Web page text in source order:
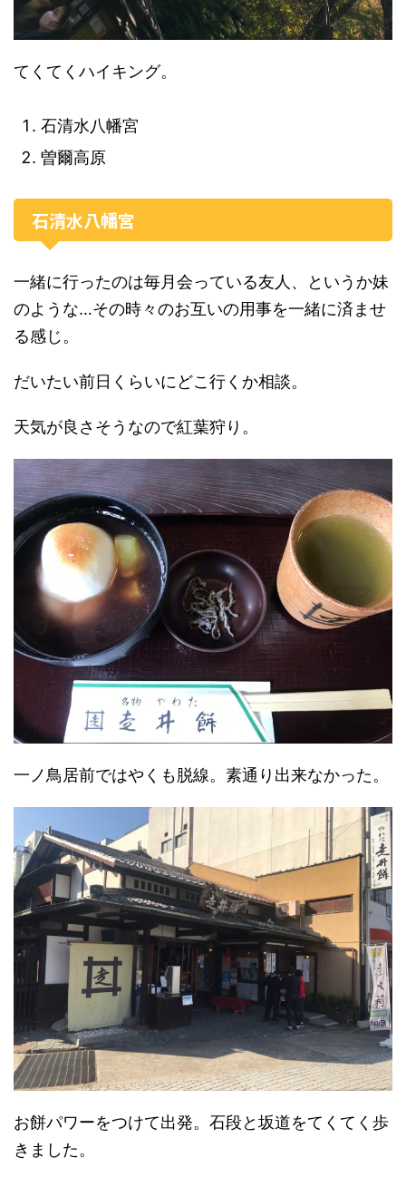
てくてくハイキング。
石清水八幡宮
曽爾高原
石清水八幡宮
一緒に行ったのは毎月会っている友人、というか妹
のような…その時々のお互いの用事を一緒に済ませ
る感じ。
だいたい前日くらいにどこ行くか相談。
天気が良さそうなので紅葉狩り。
一ノ鳥居前ではやくも脱線。素通り出来なかった。
お餅パワーをつけて出発。石段と坂道をてくてく歩
きました。